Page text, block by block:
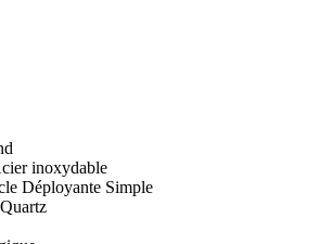
inoxydable
Déployante Simple
Quartz